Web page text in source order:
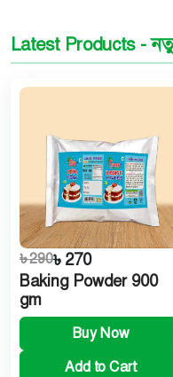
Latest Products -
৳ 290৳ 270
Baking Powder 900
gm
Buy Now
Add to Cart